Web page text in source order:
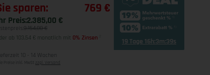
sparen: 769 €
Preis:2.385,00 €
3.154,00 €
ab 103,54 € monatlich mit 0% Zinsen 19 Tage 16h:3m:38s
10 - 14 Wochen
Preise inkl. MwSt zzgl. Versand